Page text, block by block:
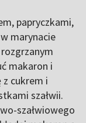
papryczkami,
marynacie
makaron i
cukrem i
szałwii.
szałwiowego